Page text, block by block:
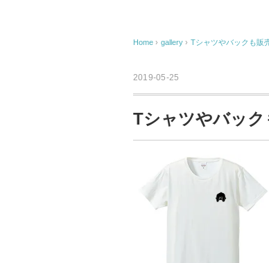
Home › gallery › Tシャツやバックも販
2019-05-25
Tシャツやバック